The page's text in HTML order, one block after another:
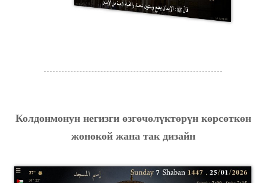
Колдонмонун негизги өзгөчөлүктөрүн көрсөткөн
жөнөкөй жана так дизайн